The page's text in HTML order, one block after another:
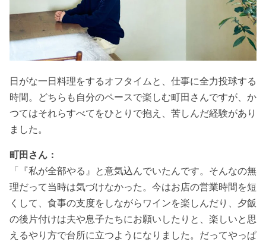
日がな一日料理をするオフタイムと、仕事に全力投球する
時間。どちらも自分のペースで楽しむ町田さんですが、か
つてはそれらすべてをひとりで抱え、苦しんだ経験があり
ました。
町田さん：
「『私が全部やる』と意気込んでいたんです。そんなの無
理だって当時は気づけなかった。今はお店の営業時間を短
くして、食事の支度をしながらワインを楽しんだり、夕飯
の後片付けは夫や息子たちにお願いしたりと、楽しいと思
えるやり方で台所に立つようになりました。だってやっぱ